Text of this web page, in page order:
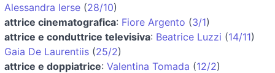
Alessandra Ierse (28/10)
attrice cinematografica: Fiore Argento (3/1)
attrice e conduttrice televisiva: Beatrice Luzzi (14/11)
Gaia De Laurentiis (25/2)
attrice e doppiatrice: Valentina Tomada (12/2)